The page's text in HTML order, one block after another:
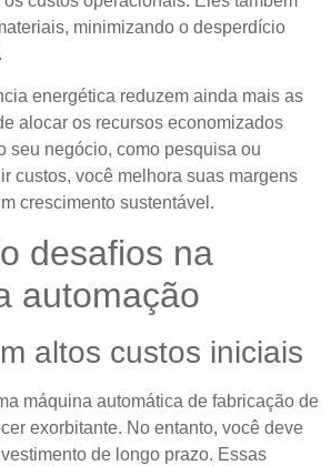
minimizando o desperdício
energética reduzem ainda mais as
alocar os recursos economizados
seu negócio, como pesquisa ou
custos, você melhora suas margens
crescimento sustentável.
desafios na
automação
altos custos iniciais
máquina automática de fabricação de
exorbitante. No entanto, você deve
de longo prazo. Essas